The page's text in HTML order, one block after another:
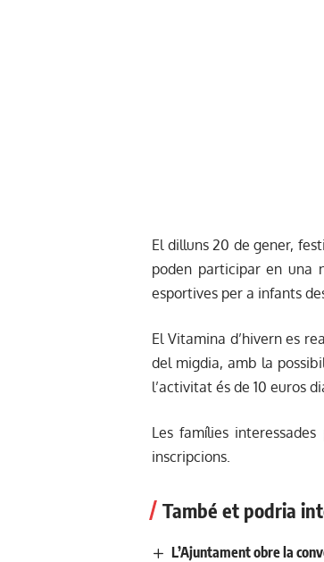
El dilluns 20 de gener,
poden participar en una
esportives per a infants
El Vitamina d’hivern es
del migdia, amb la
l’activitat és de 10 euros
Les famílies
inscripcions.
També et podria
L’Ajuntament obre la